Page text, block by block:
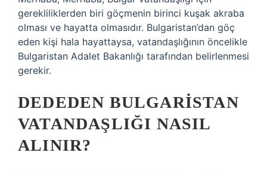
gerekliliklerden biri göçmenin birinci kuşak akraba
olması ve hayatta olmasıdır. Bulgaristan’dan göç
eden kişi hala hayattaysa, vatandaşlığının öncelikle
Bulgaristan Adalet Bakanlığı tarafından belirlenmesi
gerekir.
DEDEDEN BULGARISTAN
VATANDAŞLIĞI NASIL
ALINIR?